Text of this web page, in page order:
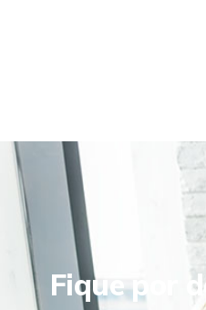
Fique por